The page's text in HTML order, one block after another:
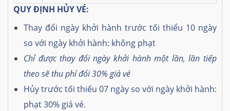
QUY ĐỊNH HỦY VÉ:
Thay đổi ngày khởi hành trước tối thiểu 10 ngày
so với ngày khởi hành: không phạt
Chỉ được thay đổi ngày khởi hành một lần, lần tiếp
theo sẽ thu phí đổi 30% giá vé
Hủy trước tối thiểu 07 ngày so với ngày khởi hành:
phạt 30% giá vé.